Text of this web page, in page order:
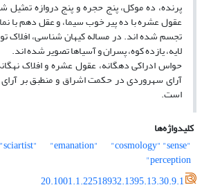
پرنده، ده موکل، پنج حجره و پنج دروازه
عقول عشره با ده پیر خوب سیما، و عقل دهم با
تجسم شده اند. در مساله کیهان شناسی، افلاک
لایه، یازده کوه، پسران و آسیاها تصویر شده اند.
حواس ادراکی دهگانه، عقول عشره و افلاک
آرای سهروردی در حکمت اشراق و منطبق بر
است.
کلیدواژه‌ها
"Suhrawardi"
"sciartist" "emanation" "cosmology""sense
perception"
20.1001.1.22518932.1395.13.30.9.1